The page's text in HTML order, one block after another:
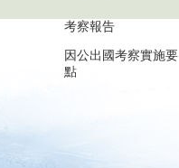
考察報告
因公出國考察實施要
點